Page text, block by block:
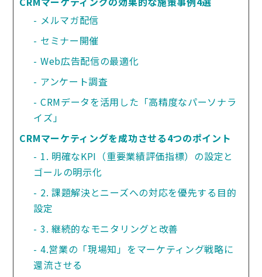
メルマガ配信
セミナー開催
Web広告配信の最適化
アンケート調査
CRMデータを活用した「高精度なパーソナラ
イズ」
CRMマーケティングを成功させる4つのポイント
1. 明確なKPI（重要業績評価指標）の設定と
ゴールの明示化
2. 課題解決とニーズへの対応を優先する目的
設定
3. 継続的なモニタリングと改善
4.営業の「現場知」をマーケティング戦略に
還流させる